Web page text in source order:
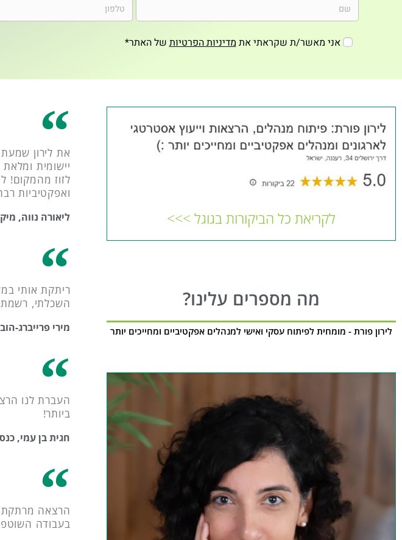
אני מאשר/ת שקראתי אתמדיניות הפרטיותשל האתר*
לקריאת כל הביקורות בגוגל >>>
מה מספרים עלינו?
לירון פורת - מומחית לפיתוח עסקי ואישי למנהלים אפקטיביים ומחייכים יותר
את לירון
יישומית
לזוז מהמקום!
ואפקטיביות
ליאורה נווה,
ריתקת אותי
השכלתי,
מירי פרייברג-
העברת לנו
ביותר!
חגית בן עמי,
הרצאה מרתקת,
בעבודה